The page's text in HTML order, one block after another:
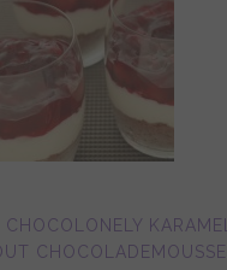
CHOCOLONELY KARAMEL
CHOCOLADEMOUSSE